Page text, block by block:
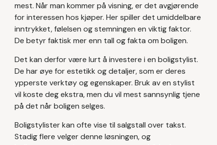
mest. Når man kommer på visning, er det avgjørende
for interessen hos kjøper. Her spiller det umiddelbare
inntrykket, følelsen og stemningen en viktig faktor.
De betyr faktisk mer enn tall og fakta om boligen.
Det kan derfor være lurt å investere i en boligstylist.
De har øye for estetikk og detaljer, som er deres
ypperste verktøy og egenskaper. Bruk av en stylist
vil koste deg ekstra, men du vil mest sannsynlig tjene
på det når boligen selges.
Boligstylister kan ofte vise til salgstall over takst.
Stadig flere velger denne løsningen, og